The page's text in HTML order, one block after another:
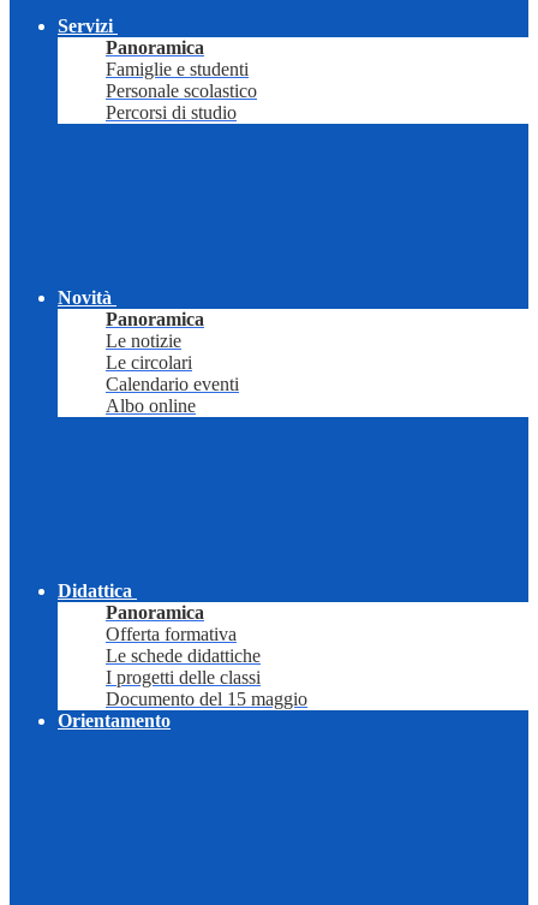
Servizi
Panoramica
Famiglie e studenti
Personale scolastico
Percorsi di studio
Novità
Panoramica
Le notizie
Le circolari
Calendario eventi
Albo online
Didattica
Panoramica
Offerta formativa
Le schede didattiche
I progetti delle classi
Documento del 15 maggio
Orientamento